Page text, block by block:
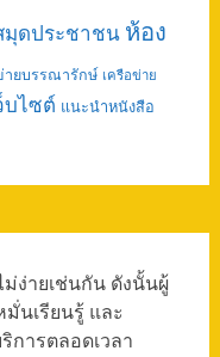
มุดประชาชน ห้อง
ายบรรณารักษ์ เครือข่าย
บไซต์ แนะนำหนังสือ
ง่ายเช่นกัน ดังนั้นผู้
นเรียนรู้ และ
การตลอดเวลา